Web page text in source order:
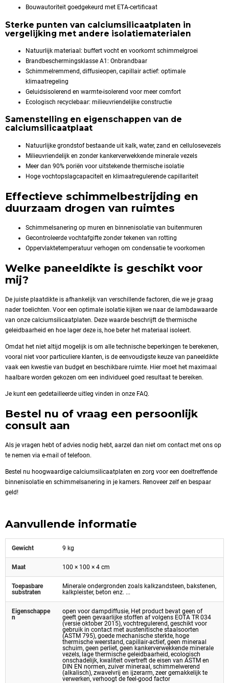
Bouwautoriteit goedgekeurd met ETA-certificaat
Sterke punten van calciumsilicaatplaten in
vergelijking met andere isolatiematerialen
Natuurlijk materiaal: buffert vocht en voorkomt schimmelgroei
Brandbeschermingsklasse A1: Onbrandbaar
Schimmelremmend, diffusieopen, capillair actief: optimale
klimaatregeling
Geluidsisolerend en warmte-isolerend voor meer comfort
Ecologisch recyclebaar: milieuvriendelijke constructie
Samenstelling en eigenschappen van de
calciumsilicaatplaat
Natuurlijke grondstof bestaande uit kalk, water, zand en cellulosevezels
Milieuvriendelijk en zonder kankerverwekkende minerale vezels
Meer dan 90% poriën voor uitstekende thermische isolatie
Hoge vochtopslagcapaciteit en klimaatregulerende capillariteit
Effectieve schimmelbestrijding en
duurzaam drogen van ruimtes
Schimmelsanering op muren en binnenisolatie van buitenmuren
Gecontroleerde vochtafgifte zonder tekenen van rotting
Oppervlaktetemperatuur verhogen om condensatie te voorkomen
Welke paneeldikte is geschikt voor
mij?
De juiste plaatdikte is afhankelijk van verschillende factoren, die we je graag
nader toelichten. Voor een optimale isolatie kijken we naar de lambdawaarde
van onze calciumsilicaatplaten. Deze waarde beschrijft de thermische
geleidbaarheid en hoe lager deze is, hoe beter het materiaal isoleert.
Omdat het niet altijd mogelijk is om alle technische beperkingen te berekenen,
vooral niet voor particuliere klanten, is de eenvoudigste keuze van paneeldikte
vaak een kwestie van budget en beschikbare ruimte. Hier moet het maximaal
haalbare worden gekozen om een individueel goed resultaat te bereiken.
Je kunt een gedetailleerde uitleg vinden in onze FAQ.
Bestel nu of vraag een persoonlijk
consult aan
Als je vragen hebt of advies nodig hebt, aarzel dan niet om contact met ons op
te nemen via e-mail of telefoon.
Bestel nu hoogwaardige calciumsilicaatplaten en zorg voor een doeltreffende
binnenisolatie en schimmelsanering in je kamers. Renoveer zelf en bespaar
geld!
Aanvullende informatie
Gewicht 9 kg
Maat 100 × 100 × 4 cm
Toepasbare
substraten
Minerale ondergronden zoals kalkzandsteen, bakstenen,
kalkpleister, beton enz. ...
Eigenschappe
n
open voor dampdiffusie, Het product bevat geen of
geeft geen gevaarlijke stoffen af volgens EOTA TR 034
(versie oktober 2015), vochtregulerend, geschikt voor
gebruik in contact met austenitische staalsoorten
(ASTM 795), goede mechanische sterkte, hoge
thermische weerstand, capillair-actief, geen mineraal
schuim, geen perliet, geen kankerverwekkende minerale
vezels, lage thermische geleidbaarheid, ecologisch
onschadelijk, kwaliteit overtreft de eisen van ASTM en
DIN EN normen, zuiver mineraal, schimmelwerend
(alkalisch), zwavelvrij en ijzerarm, zeer gemakkelijk te
verwerken, verhoogt de feel-good factor